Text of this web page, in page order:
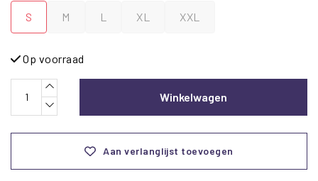
S M L XL XXL
Op voorraad
Winkelwagen
Aan verlanglijst toevoegen